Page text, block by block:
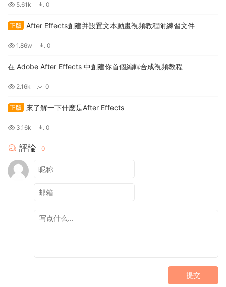
5.61k 0
正版 After Effects創建并設置文本動畫視頻教程附練習文件
1.86w 0
在 Adobe After Effects 中創建你首個編輯合成視頻教程
2.16k 0
正版 來了解一下什麽是After Effects
3.16k 0
評論 0
提交